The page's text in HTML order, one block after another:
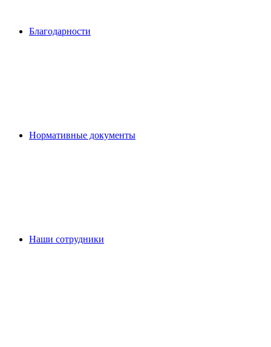
Благодарности
Нормативные документы
Наши сотрудники